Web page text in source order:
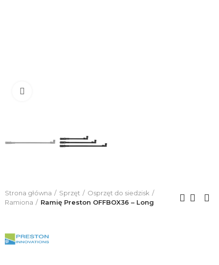
Strona główna Sprzęt
Osprzęt do siedzisk
Ramiona
Ramię Preston OFFBOX36 – Long